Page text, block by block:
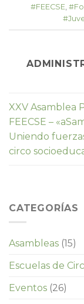
#FEECSE
XXV Asamblea
FEECSE –
Uniendo
circo
CATEGORÍAS
Asambleas (15)
Escuelas de
Eventos (26)